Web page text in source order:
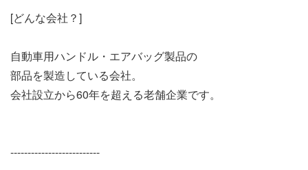
[どんな会社？]
自動車用ハンドル・エアバッグ製品の
部品を製造している会社。
会社設立から60年を超える老舗企業です。
--------------------------